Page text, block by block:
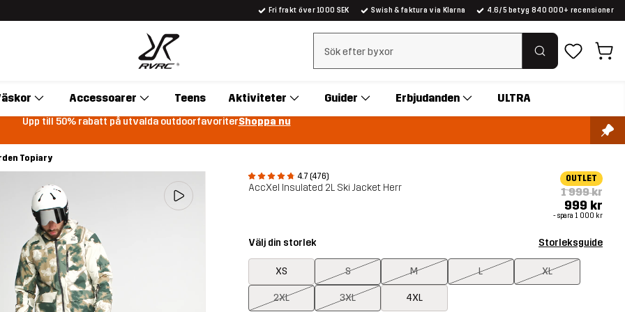
Fri frakt över 1000 SEK Swish & faktura via Klarna 4.6/5 betyg 840 000+ recensioner
Rensa sök
Accessoarer Teens Aktiviteter Guider Erbjudanden ULTRA
Upp till 50% rabatt på utvalda outdoorfavoriterShoppa nu
Topiary
4.7 (476)
AccXel Insulated 2L Ski Jacket Herr
OUTLET
1 999 kr
999 kr
- spara 1 000 kr
Välj din storlek Storleksguide
XS S M L XL
2XL 3XL 4XL